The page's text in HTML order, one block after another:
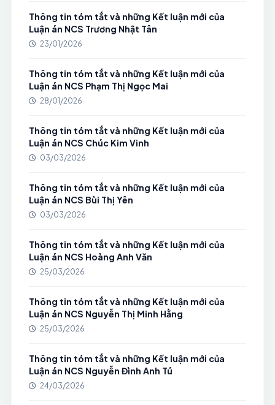
Thông tin tóm tắt và những Kết luận mới của
Luận án NCS Trương Nhật Tân
23/01/2026
Thông tin tóm tắt và những Kết luận mới của
Luận án NCS Phạm Thị Ngọc Mai
28/01/2026
Thông tin tóm tắt và những Kết luận mới của
Luận án NCS Chúc Kim Vinh
03/03/2026
Thông tin tóm tắt và những Kết luận mới của
Luận án NCS Bùi Thị Yên
03/03/2026
Thông tin tóm tắt và những Kết luận mới của
Luận án NCS Hoàng Anh Văn
25/03/2026
Thông tin tóm tắt và những Kết luận mới của
Luận án NCS Nguyễn Thị Minh Hằng
25/03/2026
Thông tin tóm tắt và những Kết luận mới của
Luận án NCS Nguyễn Đình Anh Tú
24/03/2026